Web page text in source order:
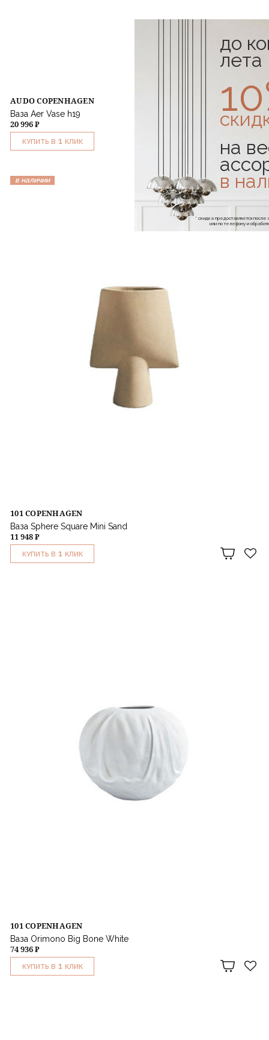
AUDO COPENHAGEN
Ваза Aer Vase h19
20 996 ₽
КУПИТЬ В 1 КЛИК
в наличии
101 COPENHAGEN
Ваза Sphere Square Mini Sand
11 948 ₽
КУПИТЬ В 1 КЛИК
101 COPENHAGEN
Ваза Orimono Big Bone White
74 936 ₽
КУПИТЬ В 1 КЛИК
до
лета
на
в
* скидка предоставляется
или по телефону и